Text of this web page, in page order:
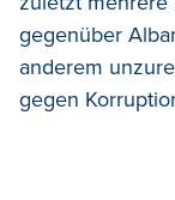
gegenüber
anderem
gegen